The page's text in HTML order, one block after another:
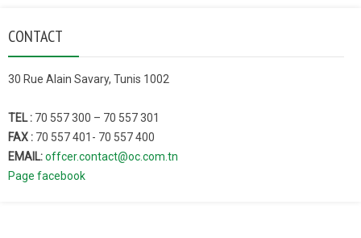
CONTACT
30 Rue Alain Savary, Tunis 1002
TEL : 70 557 300 – 70 557 301
FAX : 70 557 401- 70 557 400
EMAIL:offcer.contact@oc.com.tn
Page facebook